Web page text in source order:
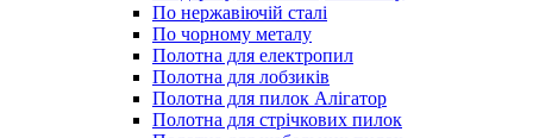
По нержавіючій сталі
По чорному металу
Полотна для електропил
Полотна для лобзиків
Полотна для пилок Алігатор
Полотна для стрічкових пилок